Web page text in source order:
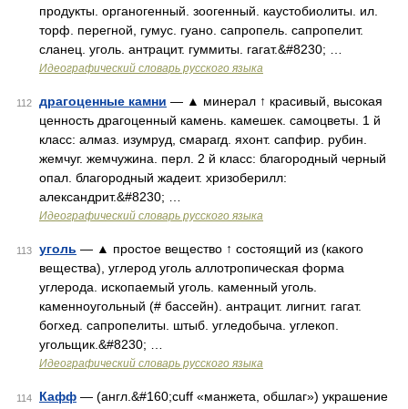
продукты. органогенный. зоогенный. каустобиолиты. ил.
торф. перегной, гумус. гуано. сапропель. сапропелит.
сланец. уголь. антрацит. гуммиты. гагат.&#8230; …
Идеографический словарь русского языка
112 драгоценные камни — ▲ минерал ↑ красивый, высокая
ценность драгоценный камень. камешек. самоцветы. 1 й
класс: алмаз. изумруд, смарагд. яхонт. сапфир. рубин.
жемчуг. жемчужина. перл. 2 й класс: благородный черный
опал. благородный жадеит. хризоберилл:
александрит.&#8230; …
Идеографический словарь русского языка
113 уголь — ▲ простое вещество ↑ состоящий из (какого
вещества), углерод уголь аллотропическая форма
углерода. ископаемый уголь. каменный уголь.
каменноугольный (# бассейн). антрацит. лигнит. гагат.
богхед. сапропелиты. штыб. угледобыча. углекоп.
угольщик.&#8230; …
Идеографический словарь русского языка
114 Кафф — (англ.&#160;cuff «манжета, обшлаг») украшение